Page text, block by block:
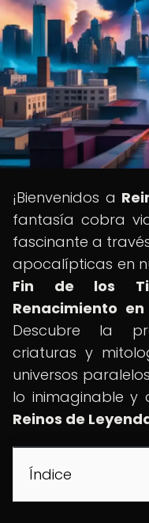
¡Bienvenidos a
fantasía cobra
fascinante a
apocalípticas en
Fin de los
Renacimiento
Descubre la
criaturas y
universos
lo inimaginable y
Reinos de
Índice